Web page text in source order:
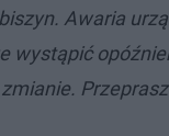
Awaria
wystąpić